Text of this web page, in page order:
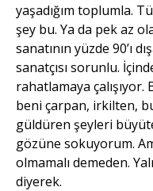
yaşadığım toplumla.
şey bu. Ya da pek az
sanatının yüzde 90’ı
sanatçısı sorunlu.
rahatlamaya
beni çarpan, irkilten,
güldüren şeyleri
gözüne sokuyorum.
olmamalı demeden.
diyerek.